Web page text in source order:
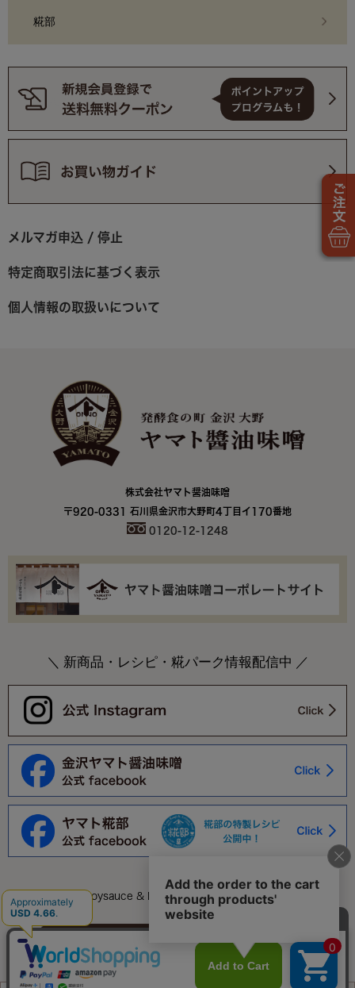
糀部
メルマガ申込 / 停止
特定商取引法に基づく表示
個人情報の取扱いについて
株式会社ヤマト醤油味噌
〒920-0331 石川県金沢市大野町4丁目イ170番地
0120-12-1248
＼ 新商品・レシピ・糀パーク情報配信中 ／
©Yamato Soysauce & Miso Co.,Ltd. All Rights Reserved.
このページをPC用に切り替え